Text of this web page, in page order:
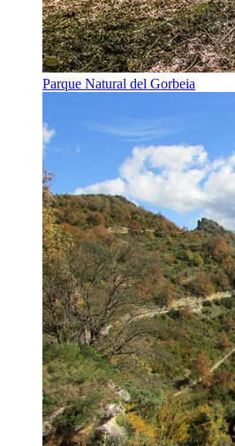
Parque Natural del Gorbeia